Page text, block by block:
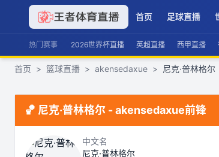
首页 足球直播
热门赛事 2026世界杯直播 英超直播 西甲直播
首页 > 篮球直播 > akensedaxue > 尼克·普林格尔
🏀 尼克·普林格尔 -akensedaxue前锋
中文名
尼克·普林格尔